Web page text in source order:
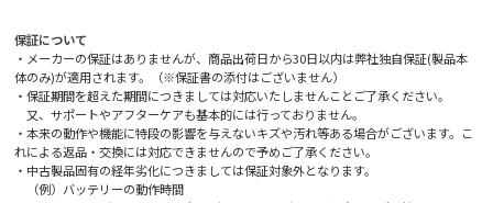
保証について
・メーカーの保証はありませんが、商品出荷日から30日以内は弊社独自保証(製品本
体のみ)が適用されます。（※保証書の添付はございません）
・保証期間を超えた期間につきましては対応いたしませんことご了承ください。
又、サポートやアフターケアも基本的には行っておりません。
・本来の動作や機能に特段の影響を与えないキズや汚れ等ある場合がございます。こ
れによる返品・交換には対応できませんので予めご了承ください。
・中古製品固有の経年劣化につきましては保証対象外となります。
（例）バッテリーの動作時間